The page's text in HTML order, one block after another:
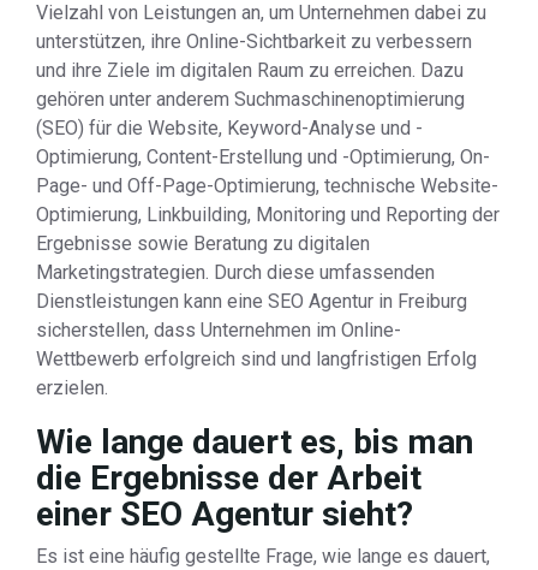
Vielzahl von Leistungen an, um Unternehmen dabei zu
unterstützen, ihre Online-Sichtbarkeit zu verbessern
und ihre Ziele im digitalen Raum zu erreichen. Dazu
gehören unter anderem Suchmaschinenoptimierung
(SEO) für die Website, Keyword-Analyse und -
Optimierung, Content-Erstellung und -Optimierung, On-
Page- und Off-Page-Optimierung, technische Website-
Optimierung, Linkbuilding, Monitoring und Reporting der
Ergebnisse sowie Beratung zu digitalen
Marketingstrategien. Durch diese umfassenden
Dienstleistungen kann eine SEO Agentur in Freiburg
sicherstellen, dass Unternehmen im Online-
Wettbewerb erfolgreich sind und langfristigen Erfolg
erzielen.
Wie lange dauert es, bis man
die Ergebnisse der Arbeit
einer SEO Agentur sieht?
Es ist eine häufig gestellte Frage, wie lange es dauert,